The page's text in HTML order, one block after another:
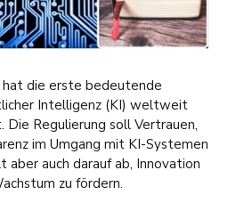
hat die erste bedeutende
Intelligenz (KI) weltweit
Die Regulierung soll Vertrauen,
im Umgang mit KI-Systemen
aber auch darauf ab, Innovation
zu fördern.